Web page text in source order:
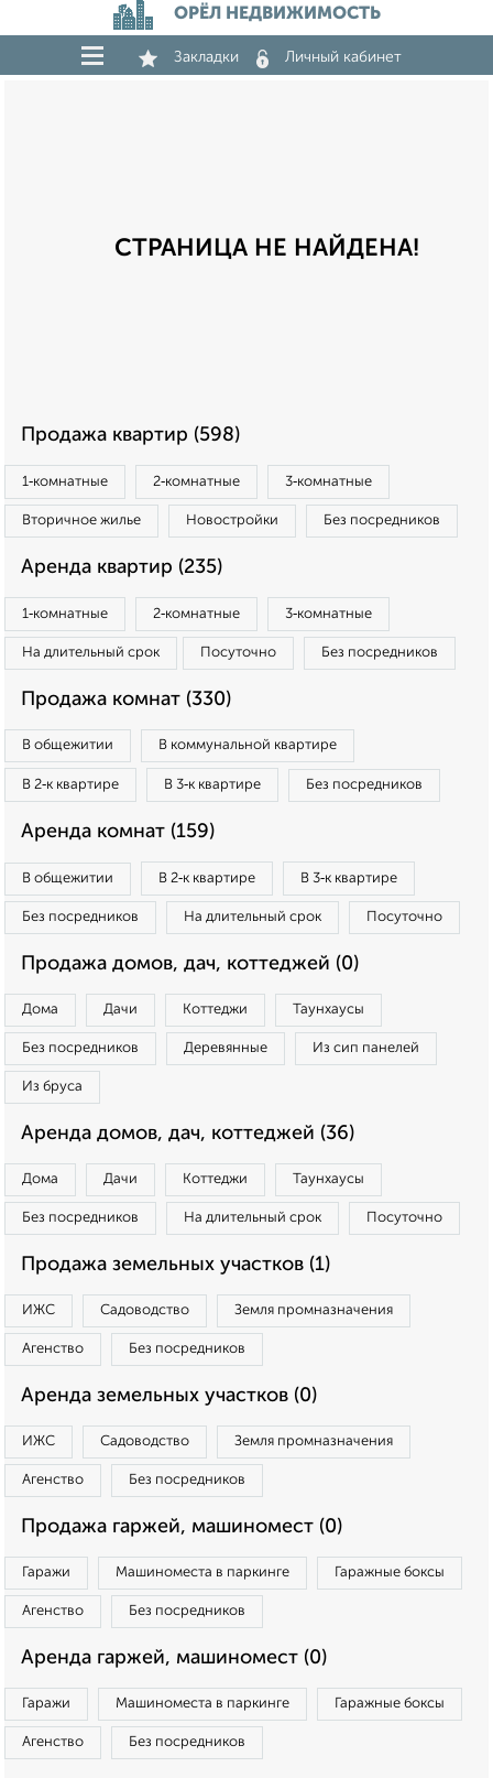
ОРЁЛ НЕДВИЖИМОСТЬ
Закладки Личный кабинет
СТРАНИЦА НЕ НАЙДЕНА!
Продажа квартир (598)
1‑комнатные 2‑комнатные 3‑комнатные
Вторичное жилье Новостройки Без посредников
Аренда квартир (235)
1‑комнатные 2‑комнатные 3‑комнатные
На длительный срок Посуточно Без посредников
Продажа комнат (330)
В общежитии В коммунальной квартире
В 2‑к квартире В 3‑к квартире Без посредников
Аренда комнат (159)
В общежитии В 2‑к квартире В 3‑к квартире
Без посредников На длительный срок Посуточно
Продажа домов, дач, коттеджей (0)
Дома Дачи Коттеджи Таунхаусы
Без посредников Деревянные Из сип панелей
Из бруса
Аренда домов, дач, коттеджей (36)
Дома Дачи Коттеджи Таунхаусы
Без посредников На длительный срок Посуточно
Продажа земельных участков (1)
ИЖС Садоводство Земля промназначения
Агенство Без посредников
Аренда земельных участков (0)
ИЖС Садоводство Земля промназначения
Агенство Без посредников
Продажа гаржей, машиномест (0)
Гаражи Машиноместа в паркинге Гаражные боксы
Агенство Без посредников
Аренда гаржей, машиномест (0)
Гаражи Машиноместа в паркинге Гаражные боксы
Агенство Без посредников